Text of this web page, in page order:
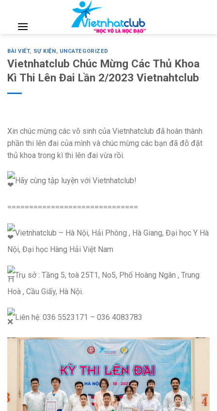
content
BÀI VIẾT, SỰ KIỆN, UNCATEGORIZED
Vietnhatclub Chúc Mừng Các Thủ Khoa
Kì Thi Lên Đai Lần 2/2023 Vietnahtclub
Xin chúc mừng các võ sinh của Vietnhatclub đã hoàn thành
phần thi lên đai của mình và chúc mừng các bạn đã đỗ đặt
thủ khoa trong kì thi lên đai vừa rồi.
Hãy cùng tập luyện với Vietnhatclub!
==============================
Vietnhatclub – Hà Nội, Hải Phòng , Hà Giang, Đại học Y Hà
Nội, Đại học Hàng Hải Việt Nam
Trụ sở : Tầng 5, toà 25T1, No5, Phố Hoàng Ngân , Trung
Hoà , Cầu Giấy, Hà Nội.
Liên hệ: 036 5523171 – 036 4083783